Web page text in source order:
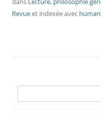
Revueet indexée avec